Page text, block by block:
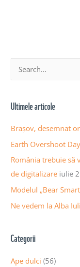
r
c
h
f
o
Ultimele articole
Brașov, desemnat
Earth Overshoot
România trebuie să
de digitalizare iulie
Modelul „Bear
Ne vedem la Alba
Categorii
Ape dulci (56)
r
i
a
r
t
i
c
l